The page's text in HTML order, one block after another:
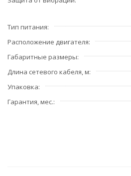
Тип питания
Расположение двигателя
Габаритные размеры
Длина сетевого кабеля, м
Упаковка
Гарантия, мес.